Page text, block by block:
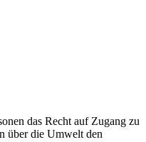
das Recht auf Zugang zu
über die Umwelt den